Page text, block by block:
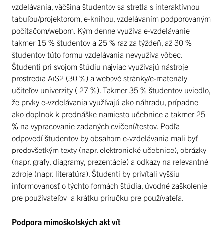
vzdelávania, väčšina študentov sa stretla s interaktívnou
tabuľou/projektorom, e-knihou, vzdelávaním podporovaným
počítačom/webom. Kým denne využíva e-vzdelávanie
takmer 15 % študentov a 25 % raz za týždeň, až 30 %
študentov túto formu vzdelávania nevyužíva vôbec.
Študenti pri svojom štúdiu najviac využívajú nástroje
prostredia AiS2 (30 %) a webové stránky/e-materiály
učiteľov univerzity ( 27 %). Takmer 35 % študentov uviedlo,
že prvky e-vzdelávania využívajú ako náhradu, prípadne
ako doplnok k prednáške namiesto učebnice a takmer 25
% na vypracovanie zadaných cvičení/testov. Podľa
odpovedí študentov by obsahom e-vzdelávania mali byť
predovšetkým texty (napr. elektronické učebnice), obrázky
(napr. grafy, diagramy, prezentácie) a odkazy na relevantné
zdroje (napr. literatúra). Študenti by privítali vyššiu
informovanosť o týchto formách štúdia, úvodné zaškolenie
pre používateľov a krátku príručku pre používateľa.
Podpora mimoškolských aktivít